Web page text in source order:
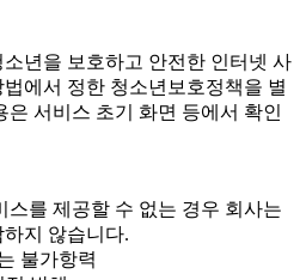
년을 보호하고 안전한 인터넷 사
에서 정한 청소년보호정책을 별
은 서비스 초기 화면 등에서 확인
스를 제공할 수 없는 경우 회사는
지 않습니다.
불가항력